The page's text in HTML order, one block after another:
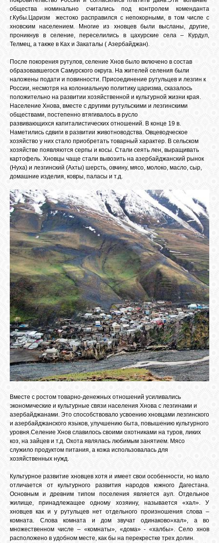
общества номинально считались под контролем коменданта
г.Кубы.Царизм жестоко расправился с непокорными, в том числе с
хновским населением. Многие из хновцев были высланы, другие,
проникнув в селение, переселились в цахурские села – Курдул,
Телмец, а также в Ках и Закаталы ( Азербайджан).
После покорения рутулов, селение Хнов было включено в состав
образовавшегося Самурского округа. На жителей селения были
наложены подати и повинности. Присоединение рутульцев и лезгин к
России, несмотря на колониальную политику царизма, сказалось
положительно на развитии хозяйственной и культурной жизни края.
Население Хнова, вместе с другими рутульскими и лезгинскими
обществами, постепенно втягивалось в русло
развивающихся капиталистических отношений. В конце 19 в.
Наметились сдвиги в развитии животноводства. Овцеводческое
хозяйство у них стало приобретать товарный характер. В сельском
хозяйстве появляются серпы и косы. Стали сеять лен, выращивать
картофель. Хновцы чаще стали вывозить на азербайджанский рынок
(Нуха) и лезгинский (Ахты) шерсть, овчину, мясо, молоко, масло, сыр,
домашние изделия, ковры, паласы и т.д.
Вместе с ростом товарно-денежных отношений усиливались
экономические и культурные связи населения Хнова с лезгинами и
азербайджанами. Это способствовало усвоению хновцами лезгинского
и азербайджанского языков, улучшению быта, повышению культурного
уровня.Селение Хнов славилось своими охотниками на туров, ликих
коз, на зайцев и т.д. Охота являлась любимым занятием. Мясо
служило продуктом питания, а кожа использовалась для
хозяйственных нужд.
Культурное развитие хновцев хотя и имеет свои особенности, но мало
отличается от культурного развития народов южного Дагестана.
Основным и древним типом поселения является аул. Отдельное
жилище, принадлежащее одному хозяину, называется «хал». У
хновцев как и у рутульцев нет отдельного произношения слова –
комната. Слова комната и дом звучат одинаково»хал», а во
множественном числе – «комнаты», «дома» - «халбы». Село хнов
расположено в удобном месте, как бы на перекрестке трех долин.